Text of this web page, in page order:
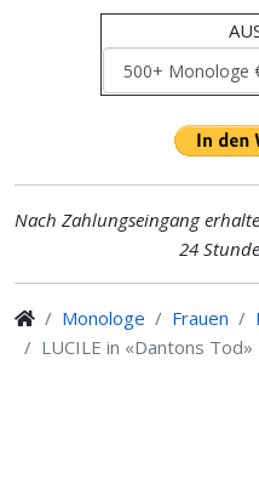
Nach Zahlungseingang
24
Monologe Frauen
LUCILE in «Dantons Tod»